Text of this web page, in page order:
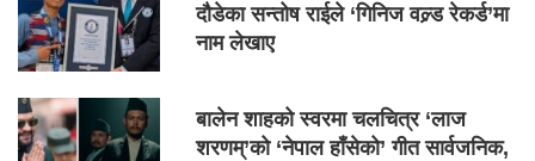
दौडेका सन्तोष राईले ‘गिनिज वल्र्ड रेकर्ड’मा
नाम लेखाए
बालेन शाहको स्वरमा चलचित्र ‘लाज
शरणम्’को ‘नेपाल हाँसेको’ गीत सार्वजनिक,